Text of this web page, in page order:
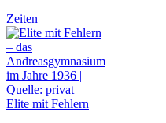
Zeiten
Elite mit Fehlern